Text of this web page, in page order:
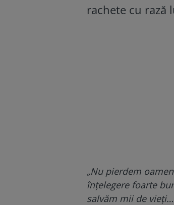
rachete cu rază
„Nu pierdem
înțelegere foarte
salvăm mii de